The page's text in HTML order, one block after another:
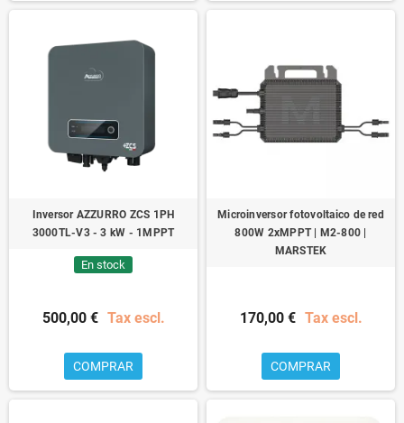
Inversor AZZURRO ZCS 1PH
3000TL-V3 - 3 kW - 1MPPT
En stock
500,00 € Tax escl.
COMPRAR
Microinversor fotovoltaico de red
800W 2xMPPT | M2-800 |
MARSTEK
170,00 € Tax escl.
COMPRAR